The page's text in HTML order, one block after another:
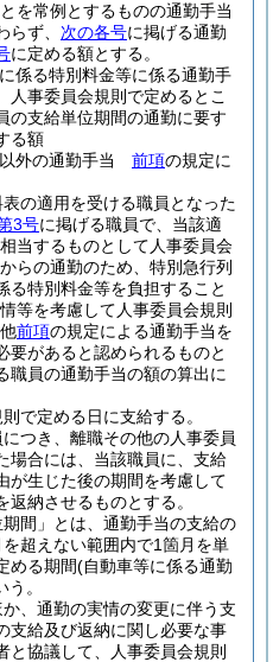
を常例とするものの通勤手当
らず、 次の各号に掲げる通勤
に定める額とする。
係る特別料金等に係る通勤手
事委員会規則で定めるとこ
の支給単位期間の通勤に要す
る額
外の通勤手当 前項の規定に
の適用を受ける職員となった
3号に掲げる職員で、当該適
当するものとして人事委員会
からの通勤のため、特別急行列
る特別料金等を負担すること
等を考慮して人事委員会規則
前項の規定による通勤手当を
要があると認められるものと
職員の通勤手当の額の算出に
で定める日に支給する。
つき、離職その他の人事委員
場合には、当該職員に、支給
が生じた後の期間を考慮して
返納させるものとする。
間」とは、通勤手当の支給の
超えない範囲内で1箇月を単
める期間(自動車等に係る通勤
う。
、通勤の実情の変更に伴う支
支給及び返納に関し必要な事
と協議して、人事委員会規則